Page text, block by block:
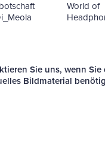
World of
Sie uns, wenn Sie
Bildmaterial